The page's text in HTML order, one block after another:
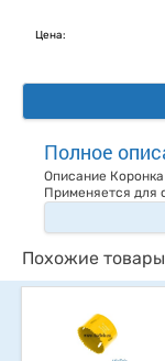
Цена:
Полное
Описание
Применяется для
Похожие товары